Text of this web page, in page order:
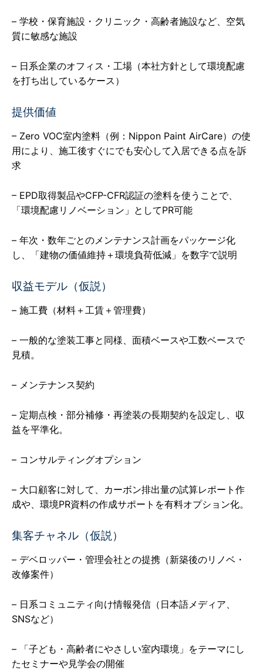
– 学校・保育施設・クリニック・高齢者施設など、空気
質に敏感な施設
– 日系企業のオフィス・工場（本社方針として環境配慮
を打ち出しているケース）
提供価値
– Zero VOC室内塗料（例：Nippon Paint AirCare）の使
用により、施工後すぐにでも安心して入居できる点を訴
求
– EPD取得製品やCFP-CFR認証の塗料を使うことで、
「環境配慮リノベーション」としてPR可能
– 年次・数年ごとのメンテナンス計画をパッケージ化
し、「建物の価値維持＋環境負荷低減」を数字で説明
収益モデル（仮説）
– 施工費（材料＋工賃＋管理費）
– 一般的な塗装工事と同様、面積ベースや工数ベースで
見積。
– メンテナンス契約
– 定期点検・部分補修・再塗装の長期契約を設定し、収
益を平準化。
– コンサルティングオプション
– 大口顧客に対して、カーボン排出量の試算レポート作
成や、環境PR資料の作成サポートを有料オプション化。
集客チャネル（仮説）
– デベロッパー・管理会社との提携（新築後のリノベ・
改修案件）
– 日系コミュニティ向け情報発信（日本語メディア、
SNSなど）
– 「子ども・高齢者にやさしい室内環境」をテーマにし
たセミナーや見学会の開催